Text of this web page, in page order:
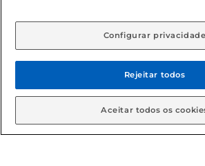
aviso prévio. O valor mínimo para as
© 2026 Copyright. Todos
reservados
Configurar privacidade
Rejeitar todos
Aceitar todos os